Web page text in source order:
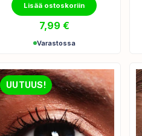
Lisää ostoskoriin
7,99 €
Varastossa
UUTUUS!